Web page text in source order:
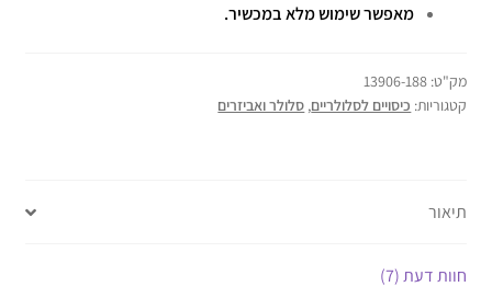
מאפשר שימוש מלא במכשיר.
מק"ט: 13906-188
קטגוריות: כיסויים לסלולריים, סלולר ואביזרים
תיאור
חוות דעת (7)